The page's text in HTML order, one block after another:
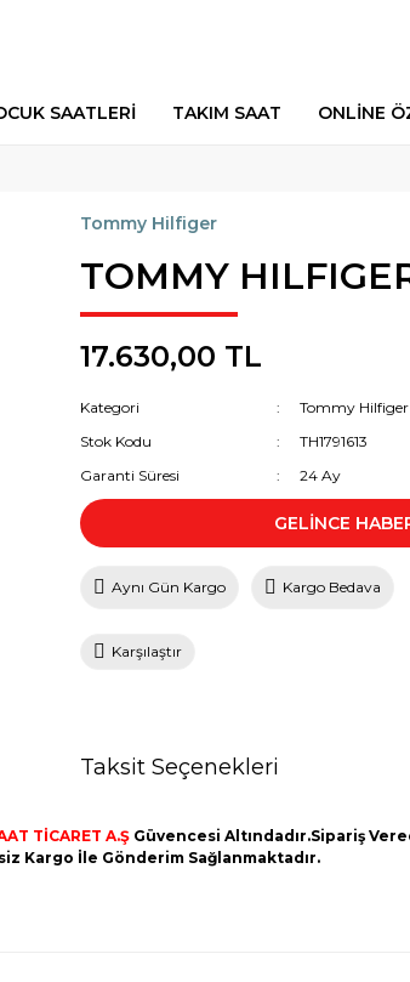
SAATLERİ TAKIM SAAT ONLİNE
Tommy Hilfiger
TOMMY
17.630,00 TL
Kategori
Tommy Hilfiger
Stok Kodu
TH1791613
Garanti Süresi
24 Ay
GELİNCE
Aynı Gün Kargo Kargo Bedava
Karşılaştır
Taksit Seçenekleri
TİCARET A.Ş Güvencesi Altındadır.Sipariş
Kargo İle Gönderim Sağlanmaktadır.